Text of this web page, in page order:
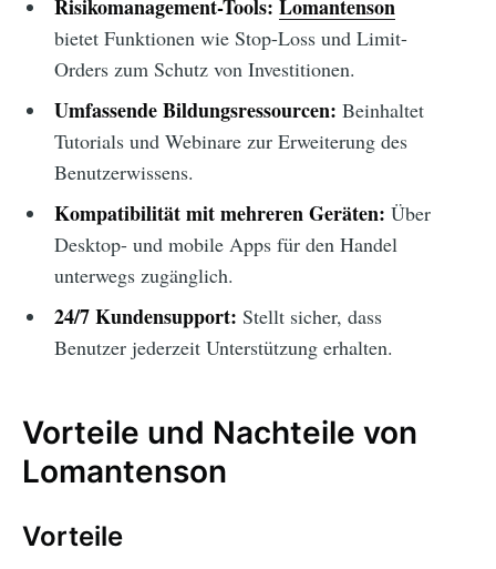
Risikomanagement-Tools: Lomantenson
bietet Funktionen wie Stop-Loss und Limit-
Orders zum Schutz von Investitionen.
Umfassende Bildungsressourcen: Beinhaltet
Tutorials und Webinare zur Erweiterung des
Benutzerwissens.
Kompatibilität mit mehreren Geräten: Über
Desktop- und mobile Apps für den Handel
unterwegs zugänglich.
24/7 Kundensupport: Stellt sicher, dass
Benutzer jederzeit Unterstützung erhalten.
Vorteile und Nachteile von
Lomantenson
Vorteile